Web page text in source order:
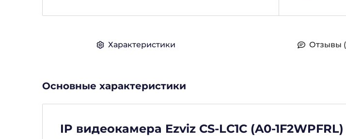
Характеристики Отзывы
Основные характеристики
IP видеокамера Ezviz CS-LC1C (A0-1F2WPFRL)